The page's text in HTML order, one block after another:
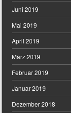
Juni 2019
Mai 2019
April 2019
März 2019
Februar 2019
Januar 2019
Dezember 2018